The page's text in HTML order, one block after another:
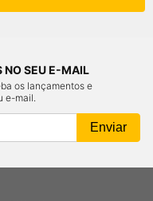
NO SEU E-MAIL
os lançamentos e
e-mail.